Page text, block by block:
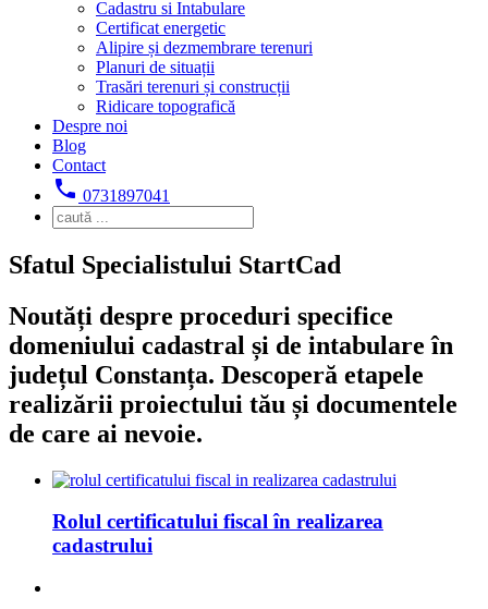
Cadastru si Intabulare
Certificat energetic
Alipire și dezmembrare terenuri
Planuri de situații
Trasări terenuri și construcții
Ridicare topografică
Despre noi
Blog
Contact
local_phone 0731897041
Sfatul Specialistului StartCad
Noutăți despre proceduri specifice
domeniului cadastral și de intabulare în
județul Constanța. Descoperă etapele
realizării proiectului tău și documentele
de care ai nevoie.
Rolul certificatului fiscal în realizarea
cadastrului